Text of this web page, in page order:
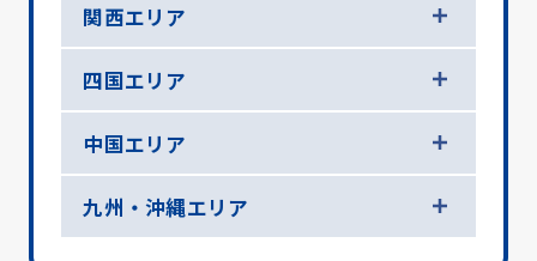
関西エリア
四国エリア
中国エリア
九州・沖縄エリア